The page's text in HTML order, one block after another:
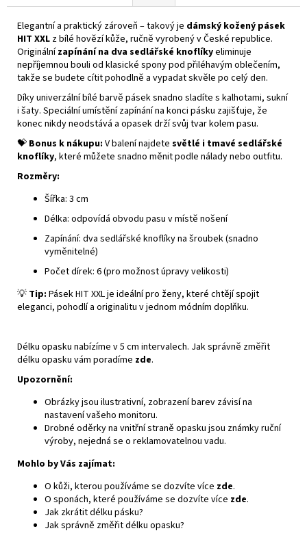
Elegantní a praktický zároveň – takový je dámský kožený pásek
HIT XXL z bílé hovězí kůže, ručně vyrobený v České republice.
Originálnízapínání na dva sedlářské knoflíkyeliminuje
nepříjemnou bouli od klasické spony pod přiléhavým oblečením,
takže se budete cítit pohodlně a vypadat skvěle po celý den.
Díky univerzální bílé barvě pásek snadno sladíte s kalhotami, sukní
i šaty. Speciální umístění zapínání na konci pásku zajišťuje, že
konec nikdy neodstává a opasek drží svůj tvar kolem pasu.
💝 Bonus k nákupu: V balení najdete světlé i tmavé sedlářské
knoflíky, které můžete snadno měnit podle nálady nebo outfitu.
Rozměry:
Šířka: 3 cm
Délka: odpovídá obvodu pasu v místě nošení
Zapínání: dva sedlářské knoflíky na šroubek (snadno
vyměnitelné)
Počet dírek: 6 (pro možnost úpravy velikosti)
💡 Tip: Pásek HIT XXL je ideální pro ženy, které chtějí spojit
eleganci, pohodlí a originalitu v jednom módním doplňku.
Délku opasku nabízíme v 5 cm intervalech. Jak správně změřit
délku opasku vám poradíme zde.
Upozornění:
Obrázky jsou ilustrativní, zobrazení barev závisí na
nastavení vašeho monitoru.
Drobné oděrky na vnitřní straně opasku jsou známky ruční
výroby, nejedná se o reklamovatelnou vadu.
Mohlo by Vás zajímat:
O kůži, kterou používáme se dozvíte více zde.
O sponách, které používáme se dozvíte více zde.
Jak zkrátit délku pásku?
Jak správně změřit délku opasku?